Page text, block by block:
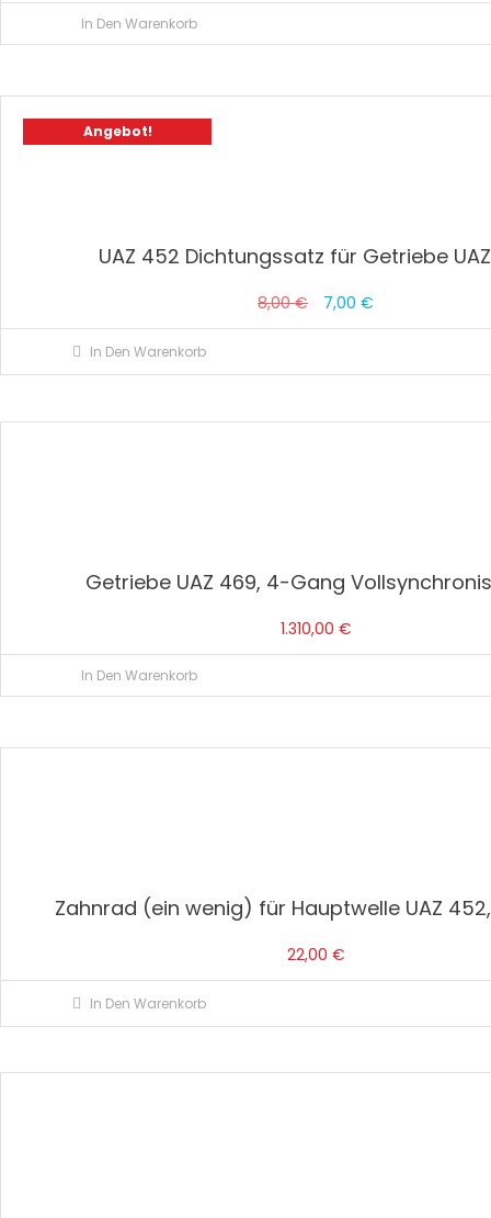
In Den Warenkorb
Angebot!
UAZ 452 Dichtungssatz für Getriebe
8,00€
Ursprünglicher
Preis
7,00 €
Preis
In Den Warenkorb
Getriebe UAZ 469, 4-Gang
1.310,00 €
In Den Warenkorb
Zahnrad (ein wenig) für Hauptwelle UAZ
22,00 €
In Den Warenkorb